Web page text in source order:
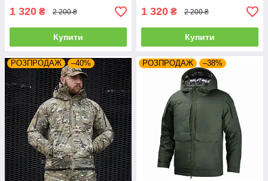
1 320 ₴ 2 200 ₴
Купити
1 320 ₴ 2 200 ₴
Купити
РОЗПРОДАЖ –40% РОЗПРОДАЖ –38%